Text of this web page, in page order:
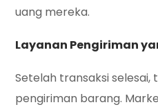
uang mereka.
Layanan Pengiriman
Setelah transaksi
pengiriman barang.